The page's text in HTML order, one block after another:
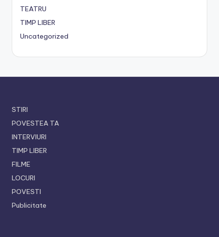
TEATRU
TIMP LIBER
Uncategorized
STIRI
POVESTEA TA
INTERVIURI
TIMP LIBER
FILME
LOCURI
POVESTI
Publicitate